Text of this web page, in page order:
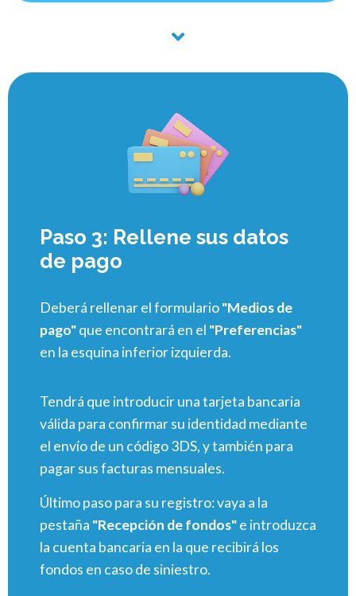
Paso 3: Rellene sus datos
de pago
Deberá rellenar el formulario"Medios de
pago"que encontrará en el "Preferencias"
en la esquina inferior izquierda.
Tendrá que introducir una tarjeta bancaria
válida para confirmar su identidad mediante
el envío de un código 3DS, y también para
pagar sus facturas mensuales.
Último paso para su registro: vaya a la
pestaña "Recepción de fondos"e introduzca
la cuenta bancaria en la que recibirá los
fondos en caso de siniestro.